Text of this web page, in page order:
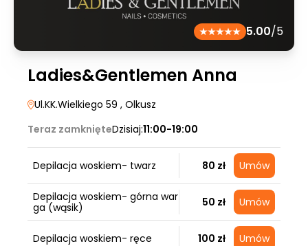
5.00/5
Ladies&Gentlemen Anna
Ul.KK.Wielkiego 59 , Olkusz
Teraz zamknięteDzisiaj:11:00-19:00
Depilacja woskiem- twarz 80 zł Umów
Depilacja woskiem- górna war
ga (wąsik)
50 zł Umów
Depilacja woskiem- ręce 100 zł Umów